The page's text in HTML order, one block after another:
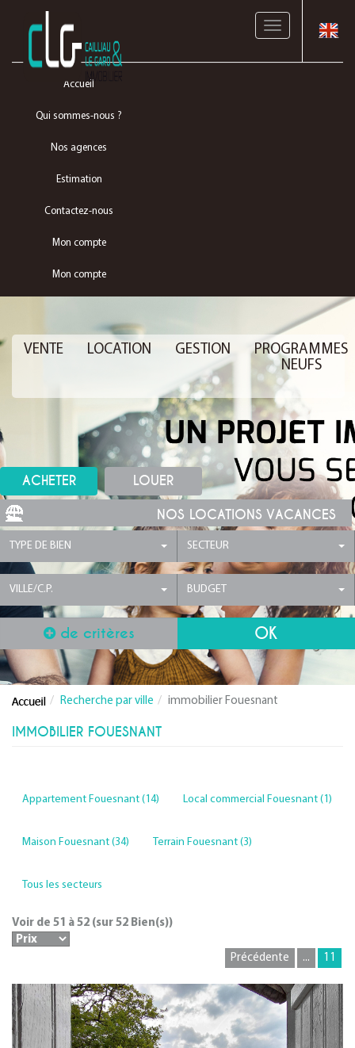
Toggle
Accueil
Qui sommes-nous ?
Nos agences
Estimation
Contactez-nous
Mon compte
Mon compte
VENTE LOCATION GESTION
PROGRAMMES
NEUFS
ACHETER LOUER
NOS LOCATIONS VACANCES
TYPE DE BIEN SECTEUR
VILLE/C.P. BUDGET
de critères
Recherche par ville immobilier Fouesnant
IMMOBILIER FOUESNANT
Appartement Fouesnant (14) Local commercial Fouesnant (1)
Maison Fouesnant (34) Terrain Fouesnant (3)
Tous les secteurs
Voir de 51 à 52 (sur 52 Bien(s))
Précédente ... 11